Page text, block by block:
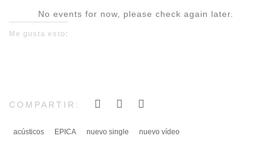
No events for now, please check again later.
Me gusta esto:
COMPARTIR:
acústicos EPICA nuevo single nuevo vídeo